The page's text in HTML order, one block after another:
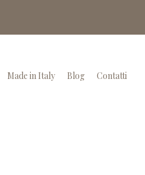
Made in Italy Blog Contatti